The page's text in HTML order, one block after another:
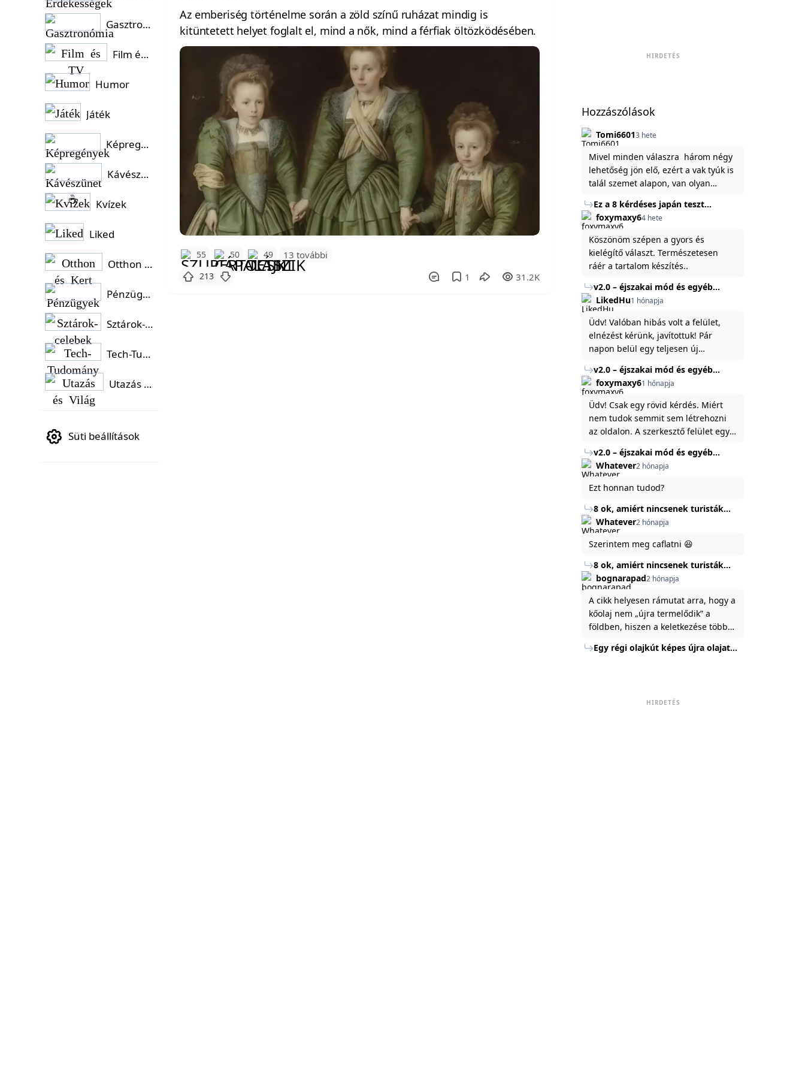
Az emberiség történelme során a zöld színű ruházat mindig is
kitüntetett helyet foglalt el, mind a nők, mind a férfiak öltözködésében.
55 50 49 13 további
213 1 31.2K
HIRDETÉS
Hozzászólások
Tomi66013 hete
Mivel minden válaszra három négy
lehetőség jön elő, ezért a vak tyúk is
talál szemet alapon, van olyan
Ez a 8 kérdéses japán teszt
hibátlanul feltárja az igazságot
rólad
foxymaxy64 hete
Köszönöm szépen a gyors és
kielégítő választ. Természetesen
ráér a tartalom készítés..
v2.0 – éjszakai mód és egyéb
fejlesztések
LikedHu1 hónapja
Üdv! Valóban hibás volt a felület,
elnézést kérünk, javítottuk! Pár
napon belül egy teljesen új
weboldal legújabb, 3.0-ás verzióját,
és vélhetően ez zavart be kicsit.Egy
baráti megjegyzés: ha nem fontos
és tud várni néhány napot a
tartalom, amit készíteni
szeretnél, inkább várj néhány napot,
mert ég és föld lesz a különbség a
jelenlegi rendszer és az új között -
legfőképpen egyébként épp
tartalomkészítési szempontból! :)
v2.0 – éjszakai mód és egyéb
fejlesztések
foxymaxy61 hónapja
Üdv! Csak egy rövid kérdés. Miért
nem tudok semmit sem létrehozni
az oldalon. A szerkesztő felület egy
Köszönöm ha válaszoltok.
v2.0 – éjszakai mód és egyéb
fejlesztések
Whatever2 hónapja
Ezt honnan tudod?
8 ok, amiért nincsenek turisták
Törökország Fekete-tenger felőli
partján
Whatever2 hónapja
Szerintem meg caflatni 😆
8 ok, amiért nincsenek turisták
Törökország Fekete-tenger felőli
partján
bognarapad2 hónapja
A cikk helyesen rámutat arra, hogy a
kőolaj nem „újra termelődik” a
földben, hiszen a keletkezése több
Energiaügyi Minisztériuma szerint a
nyomáskülönbség kiegyenlítődik,
Egy régi olajkút képes újra olajat
HIRDETÉS
Gasztronómia
Film és TV
Humor
Játék
Képregények
Kávészünet ☕
Kvízek
Liked
Otthon és Kert
Pénzügyek
Sztárok-celebek
Tech-Tudomány
Utazás és Világ
Süti beállítások